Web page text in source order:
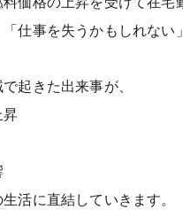
仕事を失うかもしれない
起きた出来事が、
昇
活に直結していきます。